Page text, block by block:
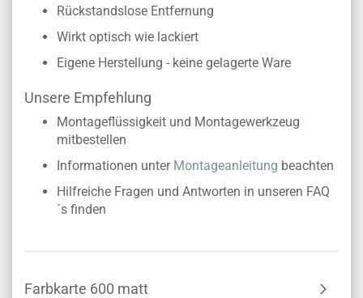
Rückstandslose Entfernung
Wirkt optisch wie lackiert
Eigene Herstellung - keine gelagerte Ware
Unsere Empfehlung
Montageflüssigkeit und Montagewerkzeug
mitbestellen
Informationen unter Montageanleitung beachten
Hilfreiche Fragen und Antworten in unseren FAQ
´s finden
Farbkarte 600 matt